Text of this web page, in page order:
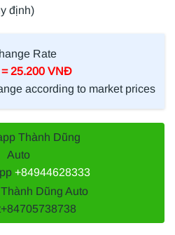
định)
Rate
25.200 VNĐ
according to market prices
+84944628333
+84705738738